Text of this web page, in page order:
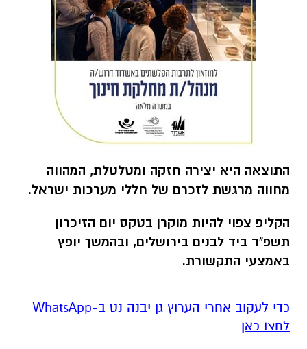
התוצאה היא יצירה חזקה ומטלטלת, המהווה
מחווה מרגשת לזכרם של חללי מערכות ישראל.
הקליפ צפוי להיות מוקרן בטקס יום הזיכרון
תשפ"ד ביד לבנים בירושלים, ובהמשך יופץ
באמצעי התקשורת.
‏כדי לעקוב אחרי הערוץ גן יבנה נט ב-WhatsApp
לחצו כאן